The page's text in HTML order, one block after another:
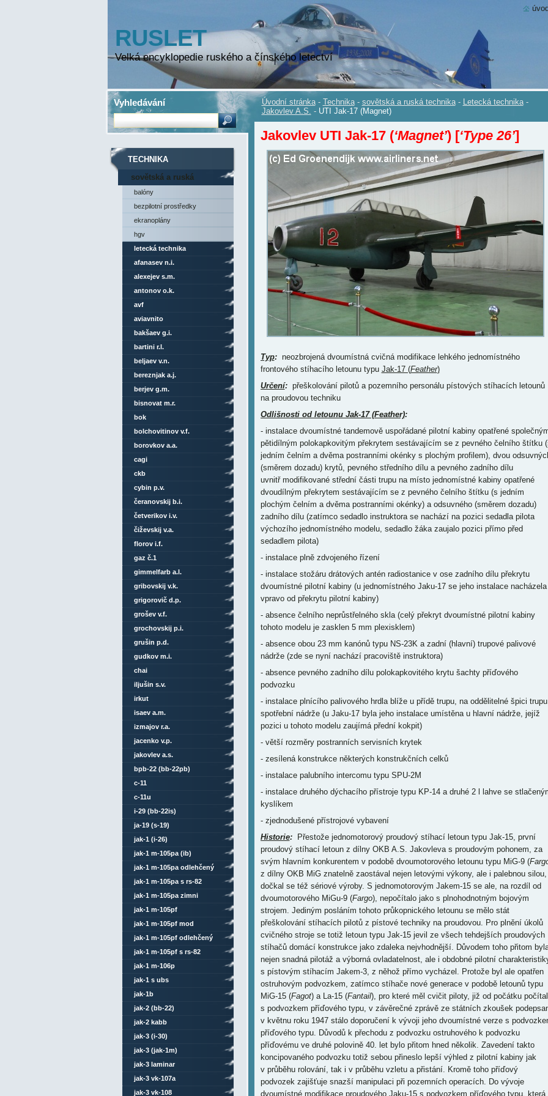
RUSLET
Velká encyklopedie ruského a čínského letectví
Úvodní stránka - Technika - sovětská a ruská technika - Letecká technika -
Jakovlev A.S. - UTI Jak-17 (Magnet)
Jakovlev UTI Jak-17 (‘Magnet’) [‘Type 26’]
Typ:neozbrojená dvoumístná cvičná modifikace lehkého jednomístného
frontového stíhacího letounu typu Jak-17 (Feather)
Určení:přeškolování pilotů a pozemního personálu pístových stíhacích letounů
na proudovou techniku
Odlišnosti od letounu Jak-17 (Feather):
- instalace dvoumístné tandemově uspořádané pilotní kabiny opatřené
pětidílným polokapkovitým překrytem sestávajícím se z pevného čelního štítku
jedním čelním a dvěma postranními okénky s plochým profilem), dvou
(směrem dozadu) krytů, pevného středního dílu a pevného zadního dílu
uvnitř modifikované střední části trupu na místo jednomístné kabiny opatřené
dvoudílným překrytem sestávajícím se z pevného čelního štítku (s jedním
plochým čelním a dvěma postranními okénky) a odsuvného (směrem dozadu)
zadního dílu (zatímco sedadlo instruktora se nachází na pozici sedadla pilota
výchozího jednomístného modelu, sedadlo žáka zaujalo pozici přímo před
sedadlem pilota)
- instalace plně zdvojeného řízení
- instalace stožáru drátových antén radiostanice v ose zadního dílu překrytu
dvoumístné pilotní kabiny (u jednomístného Jaku-17 se jeho instalace nacházela
vpravo od překrytu pilotní kabiny)
- absence čelního neprůstřelného skla (celý překryt dvoumístné pilotní kabiny
tohoto modelu je zasklen 5 mm plexisklem)
- absence obou 23 mm kanónů typu NS-23K a zadní (hlavní) trupové palivové
nádrže (zde se nyní nachází pracoviště instruktora)
- absence pevného zadního dílu polokapkovitého krytu šachty příďového
podvozku
- instalace plnícího palivového hrdla blíže u přídě trupu, na oddělitelné špici
spotřební nádrže (u Jaku-17 byla jeho instalace umístěna u hlavní nádrže, jejíž
pozici u tohoto modelu zaujímá přední kokpit)
- větší rozměry postranních servisních krytek
- zesílená konstrukce některých konstrukčních celků
- instalace palubního intercomu typu SPU-2M
- instalace druhého dýchacího přístroje typu KP-14 a druhé 2 l lahve se
kyslíkem
- zjednodušené přístrojové vybavení
Historie:Přestože jednomotorový proudový stíhací letoun typu Jak-15, první
proudový stíhací letoun z dílny OKB A.S. Jakovleva s proudovým pohonem, za
svým hlavním konkurentem v podobě dvoumotorového letounu typu MiG-9 (
z dílny OKB MiG znatelně zaostával nejen letovými výkony, ale i palebnou silou,
dočkal se též sériové výroby. S jednomotorovým Jakem-15 se ale, na rozdíl od
dvoumotorového MiGu-9 (Fargo), nepočítalo jako s plnohodnotným bojovým
strojem. Jediným posláním tohoto průkopnického letounu se mělo stát
přeškolování stíhacích pilotů z pístové techniky na proudovou. Pro plnění úkolů
cvičného stroje se totiž letoun typu Jak-15 jevil ze všech tehdejších proudových
stíhačů domácí konstrukce jako zdaleka nejvhodnější. Důvodem toho přitom
nejen snadná pilotáž a výborná ovladatelnost, ale i obdobné pilotní
s pístovým stíhacím Jakem-3, z něhož přímo vycházel. Protože byl ale opatřen
ostruhovým podvozkem, zatímco stíhače nové generace v podobě letounů typu
MiG-15 (Fagot) a La-15 (Fantail), pro které měl cvičit piloty, již od počátku
s podvozkem příďového typu, v závěrečné zprávě ze státních zkoušek
v květnu roku 1947 stálo doporučení k vývoji jeho dvoumístné verze s
příďového typu. Důvodů k přechodu z podvozku ostruhového k podvozku
příďovému ve druhé polovině 40. let bylo přitom hned několik. Zavedení takto
koncipovaného podvozku totiž sebou přineslo lepší výhled z pilotní kabiny jak
v průběhu rolování, tak i v průběhu vzletu a přistání. Kromě toho příďový
podvozek zajišťuje snazší manipulaci při pozemních operacích. Do vývoje
dvoumístné modifikace proudového Jaku-15 s podvozkem příďového typu, která
TECHNIKA
sovětská a ruská
technika
balóny
bezpilotní prostředky
ekranoplány
hgv
letecká technika
afanasev n.i.
alexejev s.m.
antonov o.k.
avf
aviavnito
bakšaev g.i.
bartini r.l.
beljaev v.n.
bereznjak a.j.
berjev g.m.
bisnovat m.r.
bok
bolchovitinov v.f.
borovkov a.a.
cagi
ckb
cybin p.v.
čeranovskij b.i.
četverikov i.v.
čiževskij v.a.
florov i.f.
gaz č.1
gimmelfarb a.l.
gribovskij v.k.
grigorovič d.p.
grošev v.f.
grochovskij p.i.
grušin p.d.
gudkov m.i.
chai
iljušin s.v.
irkut
isaev a.m.
izmajov r.a.
jacenko v.p.
jakovlev a.s.
bpb-22 (bb-22pb)
c-11
c-11u
i-29 (bb-22is)
ja-19 (s-19)
jak-1 (i-26)
jak-1 m-105pa (ib)
jak-1 m-105pa odlehčený
jak-1 m-105pa s rs-82
jak-1 m-105pa zimni
jak-1 m-105pf
jak-1 m-105pf mod
jak-1 m-105pf odlehčený
jak-1 m-105pf s rs-82
jak-1 m-106p
jak-1 s ubs
jak-1b
jak-2 (bb-22)
jak-2 kabb
jak-3 (i-30)
jak-3 (jak-1m)
jak-3 laminar
jak-3 vk-107a
jak-3 vk-108
Vyhledávání